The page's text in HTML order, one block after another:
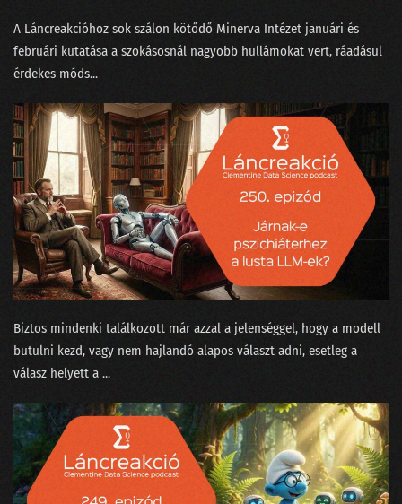
085 - Mondandónk 20%-a tartalmazza az okosság 80%-át?
083 - Nicolas Cage és Kína nagy GDP-csalása
082 - Halott sztárok és kitalált dobosok a zeneiparban
081 - A Python alkalmatlan data science-re!
080 - Tiszta adat márpedig nincs!
079 - Az MI háborúba ment
077 - Természettudományt a magaskultúrába?
075 - A MI királyunk nem olyan!
074 - Lesz-e vihar a meteorológiában?
073 - Meddig lesz még a focilabda gömbölyű?
A Láncreakcióhoz sok szálon kötődő Minerva Intézet⁠⁠ januári⁠⁠ és
februári⁠⁠ kutatása a szokásosnál nagyobb hullámokat vert, ráadásul
érdekes ⁠móds...
Biztos mindenki találkozott már azzal a jelenséggel, hogy a modell
butulni kezd, vagy nem hajlandó alapos választ adni, esetleg a
válasz helyett a ...